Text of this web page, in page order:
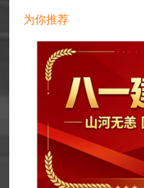
为你推荐